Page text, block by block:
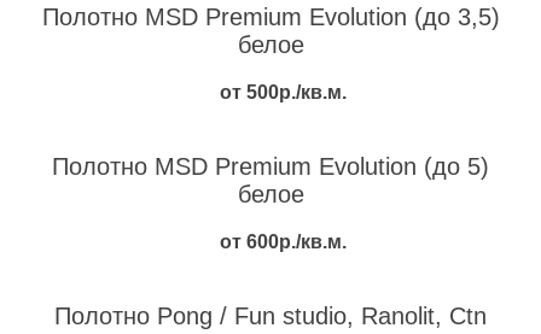
Полотно MSD Premium Evolution (до 3,5)
белое
от 500р./кв.м.
Полотно MSD Premium Evolution (до 5)
белое
от 600р./кв.м.
Полотно Pong / Fun studio, Ranolit, Ctn